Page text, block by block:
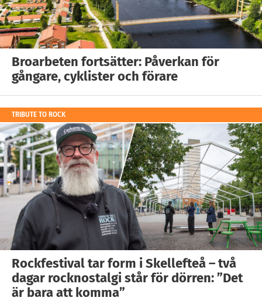
Broarbeten fortsätter: Påverkan för
gångare, cyklister och förare
TRIBUTE TO ROCK
Rockfestival tar form i Skellefteå – två
dagar rocknostalgi står för dörren: ”Det
är bara att komma”